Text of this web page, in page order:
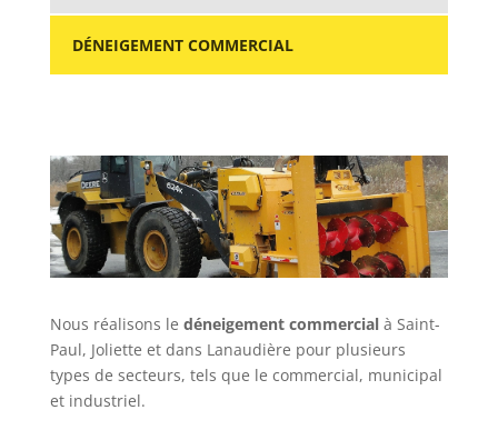
DÉNEIGEMENT COMMERCIAL
Nous réalisons le déneigement commercialà Saint-
Paul, Joliette et dans Lanaudière pour plusieurs
types de secteurs, tels que le commercial, municipal
et industriel.